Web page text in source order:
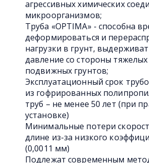
агрессивных химических
микроорганизмов;
Труба «OPTIMA» - способна
деформироваться и
нагрузки в грунт,
давление со стороны тяжелых
подвижных грунтов;
Эксплуатационный срок
из гофрированных
труб – не менее 50 лет (при
установке)
Минимальные потери
длине из-за низкого
(0,0011 мм)
Подлежат современным